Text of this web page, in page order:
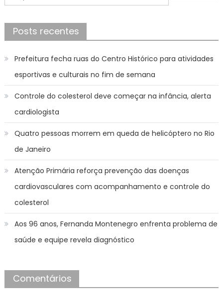
Post
por:
Posts recentes
Prefeitura fecha ruas do Centro Histórico para atividades
esportivas e culturais no fim de semana
Controle do colesterol deve começar na infância, alerta
cardiologista
Quatro pessoas morrem em queda de helicóptero no Rio
de Janeiro
Atenção Primária reforça prevenção das doenças
cardiovasculares com acompanhamento e controle do
colesterol
Aos 96 anos, Fernanda Montenegro enfrenta problema de
saúde e equipe revela diagnóstico
Comentários